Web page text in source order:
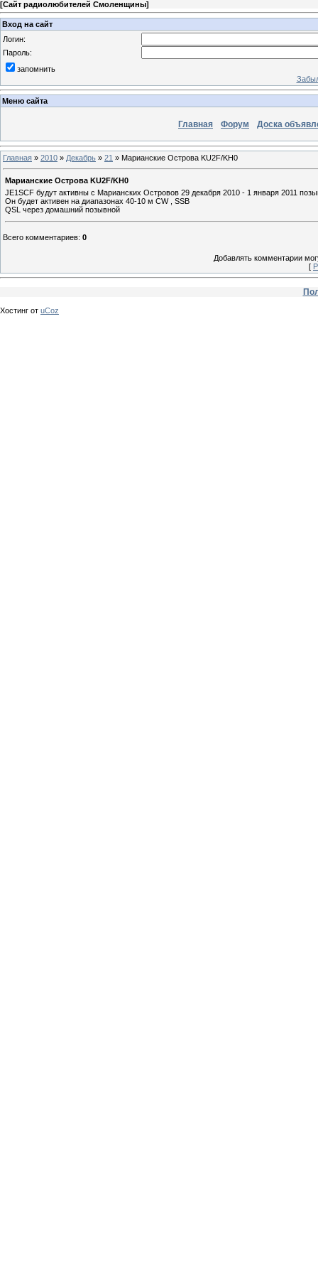
[Сайт радиолюбителей Смоленщины]
Вход на сайт
Логин:
Пароль:
запомнить
Меню сайта
Главная Форум Доска
Главная » 2010 » Декабрь » 21 » Марианские Острова KU2F/KH0
Марианские Острова KU2F/KH0
JE1SCF будут активны с Марианских Островов 29 декабря 2010 - 1 января 2011
Он будет активен на диапазонах 40-10 м CW , SSB
QSL через домашний позывной
Всего комментариев: 0
Добавлять комментарии
[
Хостинг от uCoz